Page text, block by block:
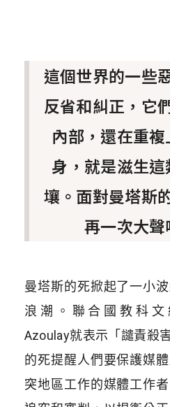
這個世界的一些
反省和糾正，它
內部，還在重
身，就是滋生
壤。面對曼塔斯
再一次大聲
曼塔斯的死掀起了一小
浪潮。聯合國教科文
Azoulay就表示「譴責殺
的死提醒人們要保護媒
突地區工作的媒體工作